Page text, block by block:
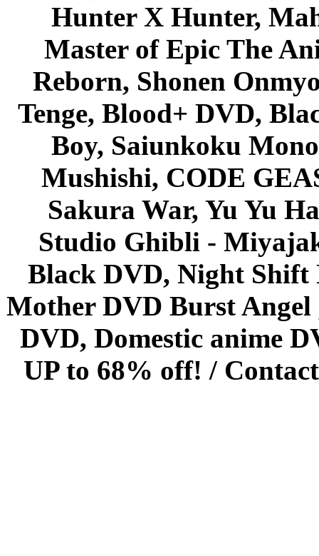
Hunter X Hunter,
Master of Epic The
Reborn, Shonen
Tenge, Blood+ DVD,
Boy, Saiunkoku
Mushishi, CODE
Sakura War, Yu Yu
Studio Ghibli -
Black DVD, Night Shift
Mother DVD Burst
DVD, Domestic anime
UP to 68% off! /